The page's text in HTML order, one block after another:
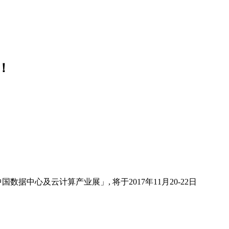
数据中心及云计算产业展」, 将于2017年11月20-22日